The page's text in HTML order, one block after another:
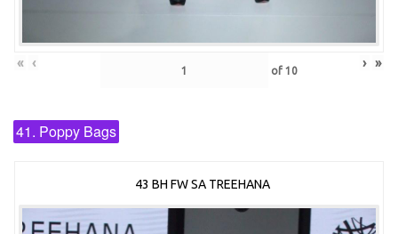
« ‹ of 10 › »
41. Poppy Bags
43 BH FW SA TREEHANA